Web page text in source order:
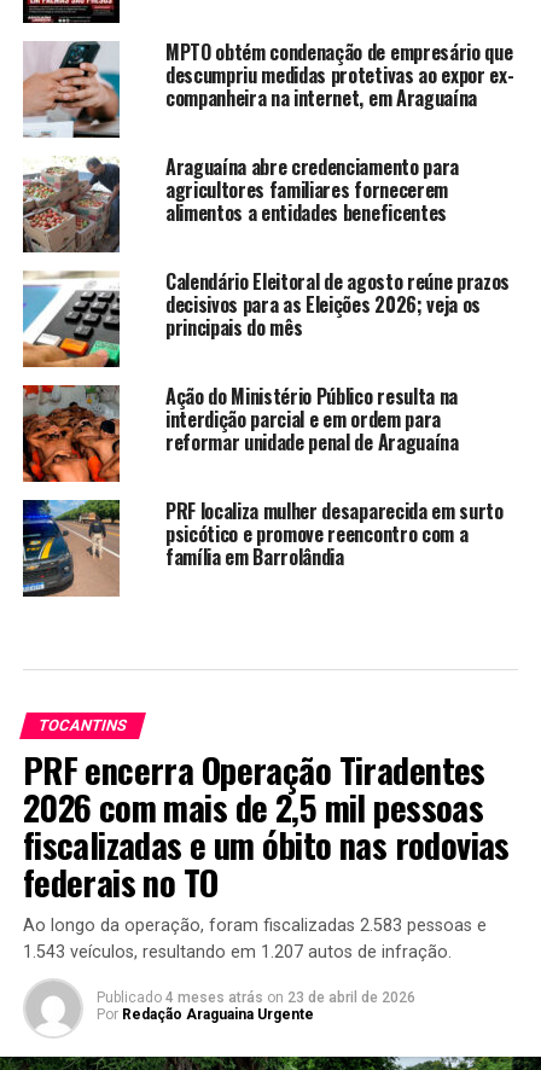
MPTO obtém condenação de empresário que
descumpriu medidas protetivas ao expor ex-
companheira na internet, em Araguaína
Araguaína abre credenciamento para
agricultores familiares fornecerem
alimentos a entidades beneficentes
Calendário Eleitoral de agosto reúne prazos
decisivos para as Eleições 2026; veja os
principais do mês
Ação do Ministério Público resulta na
interdição parcial e em ordem para
reformar unidade penal de Araguaína
PRF localiza mulher desaparecida em surto
psicótico e promove reencontro com a
família em Barrolândia
TOCANTINS
PRF encerra Operação Tiradentes
2026 com mais de 2,5 mil pessoas
fiscalizadas e um óbito nas rodovias
federais no TO
Ao longo da operação, foram fiscalizadas 2.583 pessoas e
1.543 veículos, resultando em 1.207 autos de infração.
Publicado 4 meses atrás on 23 de abril de 2026
Por Redação Araguaina Urgente